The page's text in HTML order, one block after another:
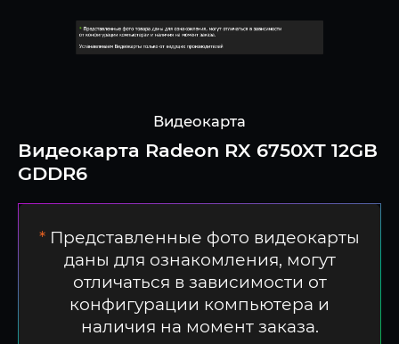
Видеокарта
Видеокарта Radeon RX 6750XT 12GB
GDDR6
* Представленные фото видеокарты
даны для ознакомления, могут
отличаться в зависимости от
конфигурации компьютера и
наличия на момент заказа.